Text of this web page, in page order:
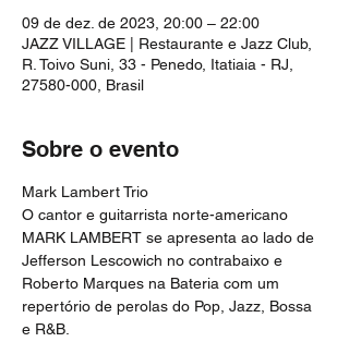
09 de dez. de 2023, 20:00 – 22:00
JAZZ VILLAGE | Restaurante e Jazz Club,
R. Toivo Suni, 33 - Penedo, Itatiaia - RJ,
27580-000, Brasil
Sobre o evento
Mark Lambert Trio
O cantor e guitarrista norte-americano
MARK LAMBERT se apresenta ao lado de
Jefferson Lescowich no contrabaixo e
Roberto Marques na Bateria com um
repertório de perolas do Pop, Jazz, Bossa
e R&B.